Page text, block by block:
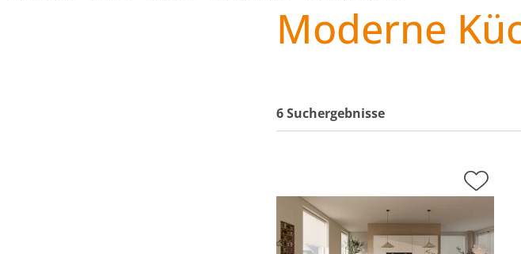
Moderne
6 Suchergebnisse